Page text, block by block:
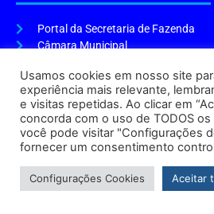
Portal da Secretaria de Fazenda
Câmara Municipal
ENDEREÇO E HORÁRIO
Endereço:Praça Tiradentes, s/n – Centro,
Atendimento do Protocolo Geral da
Horário de Funcionamento:8h às 17h
Usamos cookies em nosso site
experiência mais relevante,
e visitas repetidas. Ao clicar em
concorda com o uso de TODOS
você pode visitar "Configurações
fornecer um consentimento
Configurações Cookies Aceitar